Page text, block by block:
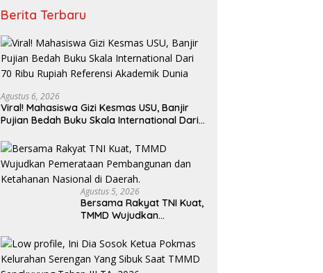
Berita Terbaru
Agustus 6, 2026
Viral! Mahasiswa Gizi Kesmas USU, Banjir
Pujian Bedah Buku Skala International Dari
Agustus 5, 2026
Bersama Rakyat TNI Kuat,
TMMD Wujudkan
Pembangunan dan
Ketahanan Nasional di
Daerah.